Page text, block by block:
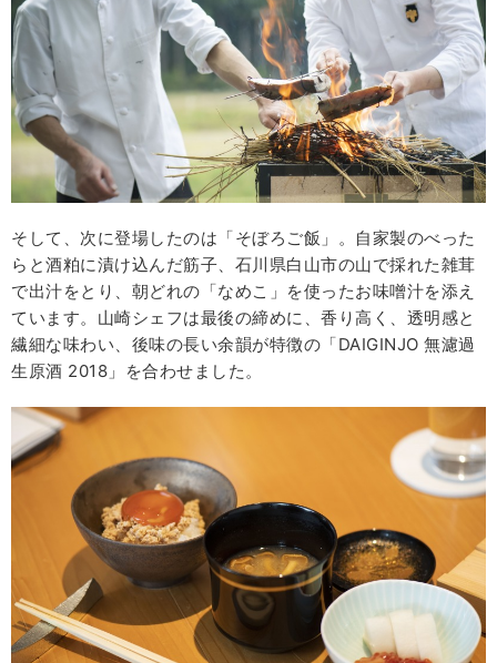
そして、次に登場したのは「そぼろご飯」。自家製のべった
らと酒粕に漬け込んだ筋子、石川県白山市の山で採れた雑茸
で出汁をとり、朝どれの「なめこ」を使ったお味噌汁を添え
ています。山崎シェフは最後の締めに、香り高く、透明感と
繊細な味わい、後味の長い余韻が特徴の「DAIGINJO 無濾過
生原酒 2018」を合わせました。